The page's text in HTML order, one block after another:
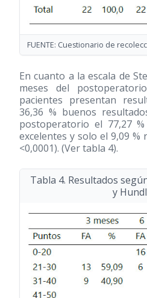
FUENTE: Cuestionario de
En cuanto a la escala de
meses del
pacientes presentan
36,36 % buenos
postoperatorio el 77,27
excelentes y solo el 9,09
<0,0001). (Ver tabla 4).
Tabla 4. Resultados
y